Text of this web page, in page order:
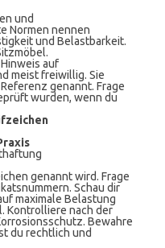
und
Normen nennen
und Belastbarkeit.
auf
meist freiwillig. Sie
genannt. Frage
wurden, wenn du
genannt wird. Frage
Schau dir
maximale Belastung
Kontrolliere nach der
Bewahre
du rechtlich und